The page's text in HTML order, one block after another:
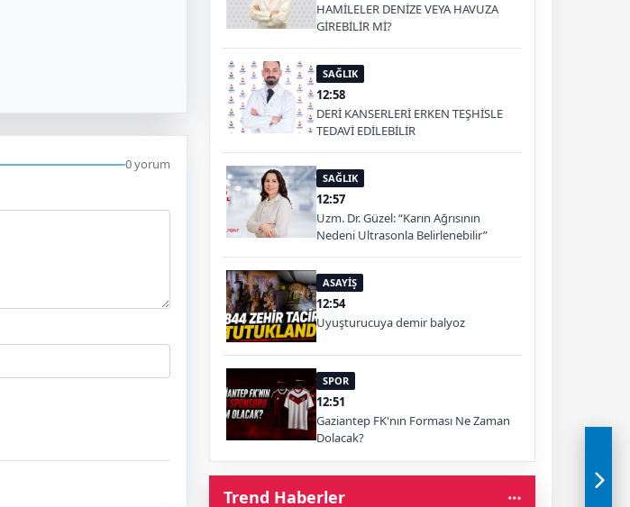
0 yorum
HAMİLELER DENİZE VEYA HAVUZA
GİREBİLİR Mİ?
SAĞLIK
12:58
DERİ KANSERLERİ ERKEN TEŞHİSLE
TEDAVİ EDİLEBİLİR
SAĞLIK
12:57
Uzm. Dr. Güzel: “Karın Ağrısının
Nedeni Ultrasonla Belirlenebilir”
ASAYİŞ
12:54
Uyuşturucuya demir balyoz
SPOR
12:51
Gaziantep FK'nın Forması Ne Zaman
Dolacak?
Trend Haberler